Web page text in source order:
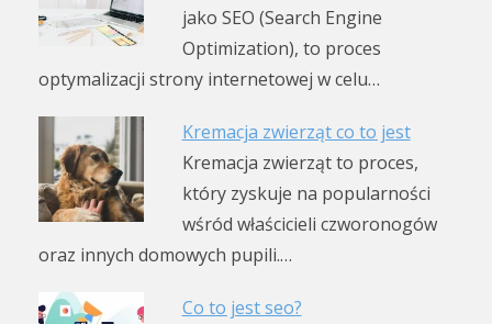
jako SEO (Search Engine
Optimization), to proces
optymalizacji strony internetowej w celu…
Kremacja zwierząt co to jest
Kremacja zwierząt to proces,
który zyskuje na popularności
wśród właścicieli czworonogów
oraz innych domowych pupili.…
Co to jest seo?